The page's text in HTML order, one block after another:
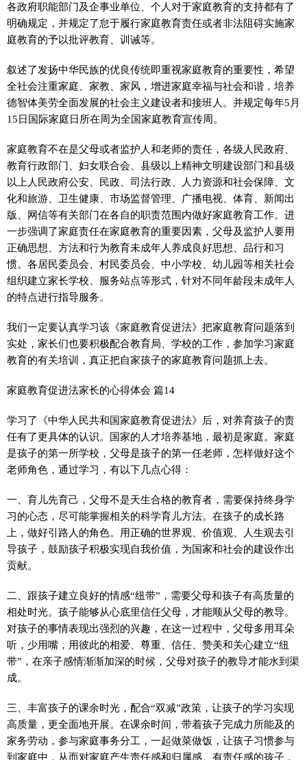
各政府职能部门及企事业单位、个人对于家庭教育的支持都有了
明确规定，并规定了怠于履行家庭教育责任或者非法阻碍实施家
庭教育的予以批评教育、训诫等。
叙述了发扬中华民族的优良传统即重视家庭教育的重要性，希望
全社会注重家庭、家教、家风，增进家庭幸福与社会和谐，培养
德智体美劳全面发展的社会主义建设者和接班人。并规定每年5月
15日国际家庭日所在周为全国家庭教育宣传周。
家庭教育不在是父母或者监护人和老师的责任，各级人民政府、
教育行政部门、妇女联合会、县级以上精神文明建设部门和县级
以上人民政府公安、民政、司法行政、人力资源和社会保障、文
化和旅游、卫生健康、市场监督管理、广播电视、体育、新闻出
版、网信等有关部门在各自的职责范围内做好家庭教育工作。进
一步强调了家庭责任在家庭教育的重要因素，父母及监护人要用
正确思想、方法和行为教育未成年人养成良好思想、品行和习
惯。各居民委员会、村民委员会、中小学校、幼儿园等相关社会
组织建立家长学校、服务站点等形式，针对不同年龄段未成年人
的特点进行指导服务。
我们一定要认真学习该《家庭教育促进法》把家庭教育问题落到
实处，家长们也要积极配合教育局、学校的工作，参加学习家庭
教育的有关培训，真正把自家孩子的家庭教育问题抓上去。
家庭教育促进法家长的心得体会 篇14
学习了《中华人民共和国家庭教育促进法》后，对养育孩子的责
任有了更具体的认识。国家的人才培养基地，最初是家庭。家庭
是孩子的第一所学校，父母是孩子的第一任老师，怎样做好这个
老师角色，通过学习，有以下几点心得：
一、育儿先育己，父母不是天生合格的教育者，需要保持终身学
习的心态，尽可能掌握相关的科学育儿方法。在孩子的成长路
上，做好引路人的角色。用正确的世界观、价值观、人生观去引
导孩子，鼓励孩子积极实现自我价值，为国家和社会的建设作出
贡献。
二、跟孩子建立良好的情感“纽带”，需要父母和孩子有高质量的
相处时光。孩子能够从心底里信任父母，才能顺从父母的教导。
对孩子的事情表现出强烈的兴趣，在这一过程中，父母多用耳朵
听，少用嘴，用彼此的相爱、尊重、信任、赞美和关心建立“纽
带”，在亲子感情渐渐加深的时候，父母对孩子的教导才能水到渠
成。
三、丰富孩子的课余时光，配合“双减”政策，让孩子的学习实现
高质量，更全面地开展。在课余时间，带着孩子完成力所能及的
家务劳动，参与家庭事务分工，一起做菜做饭，让孩子习惯参与
到家庭中，从而对家庭产生责任感和归属感。有责任感的孩子，